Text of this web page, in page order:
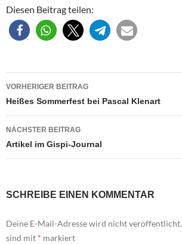
Diesen Beitrag teilen:
Beitragsnavigation
VORHERIGER BEITRAG
Heißes Sommerfest bei Pascal Klenart
NÄCHSTER BEITRAG
Artikel im Gispi-Journal
SCHREIBE EINEN KOMMENTAR
Deine E-Mail-Adresse wird nicht veröffentlicht.
sind mit * markiert